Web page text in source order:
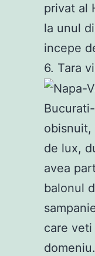
privat al
la unul
incepe
6. Tara
obisnuit,
de lux,
avea
balonul
care